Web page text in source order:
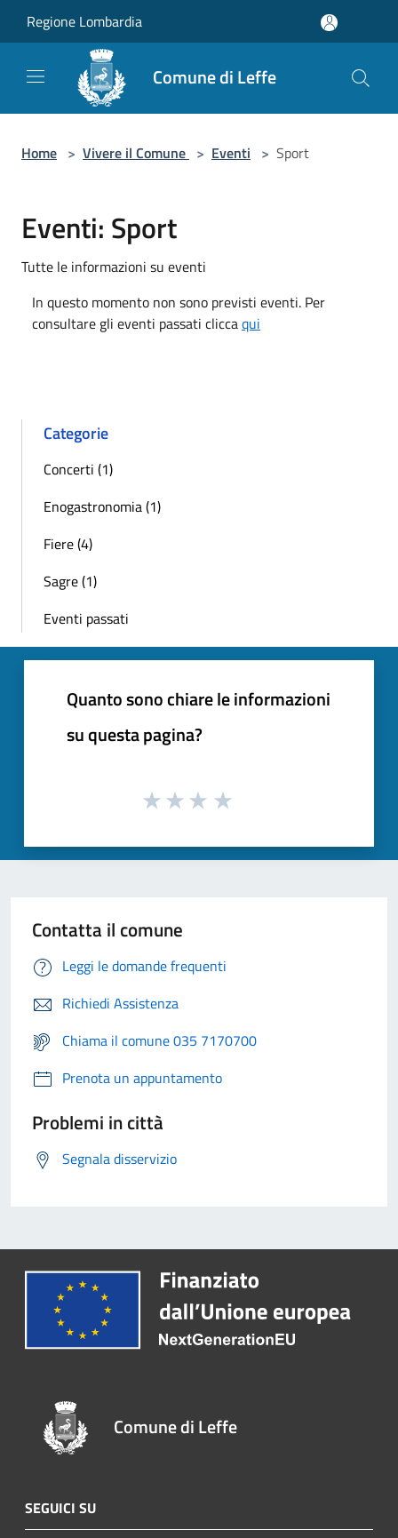
Regione Lombardia
Comune di Leffe
Home > Vivere il Comune > Eventi > Sport
Eventi: Sport
Tutte le informazioni su eventi
In questo momento non sono previsti eventi. Per
consultare gli eventi passati cliccaqui
Categorie
Concerti (1)
Enogastronomia (1)
Fiere (4)
Sagre (1)
Eventi passati
Quanto sono chiare le informazioni
su questa pagina?
Contatta il comune
Leggi le domande frequenti
Richiedi Assistenza
Chiama il comune 035 7170700
Prenota un appuntamento
Problemi in città
Segnala disservizio
Comune di Leffe
SEGUICI SU